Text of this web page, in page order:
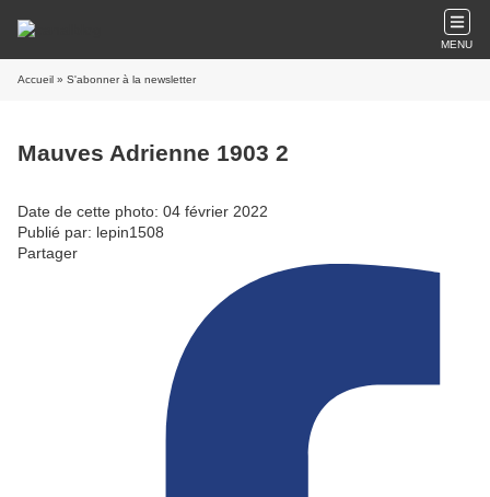
MENU
Accueil » S'abonner à la newsletter
Mauves Adrienne 1903 2
Date de cette photo: 04 février 2022
Publié par: lepin1508
Partager